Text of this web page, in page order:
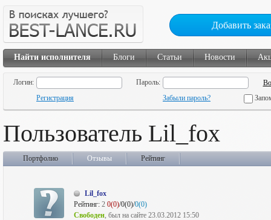
Добавить
Найти исполнителя Блоги Статьи Новости
Логин:
Пароль:
Регистрация
Забыли пароль?
Пользователь Lil_fox
Портфолио Отзывы Рейтинг
Lil_fox
Рейтинг: 2 0(0)/0(0)/0(0)
Свободен, был на сайте 23.03.2012 15:50